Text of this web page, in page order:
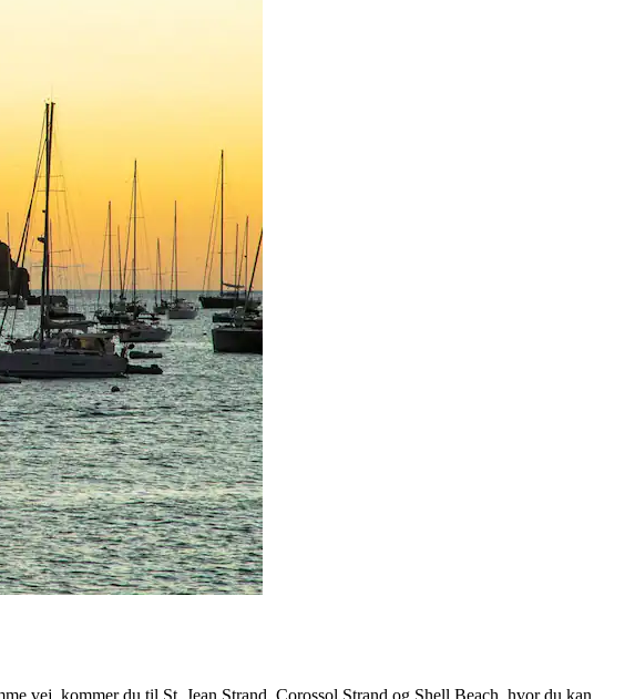
vej, kommer du til St. Jean Strand, Corossol Strand og Shell Beach, hvor du kan